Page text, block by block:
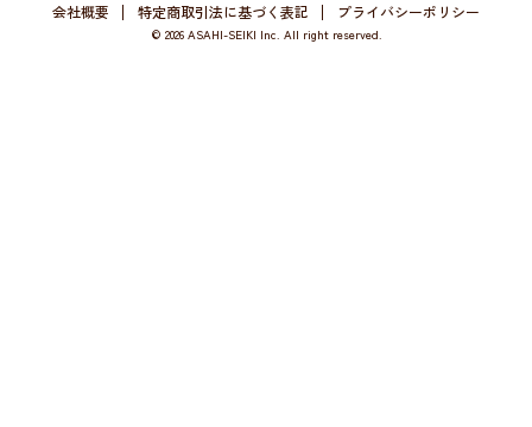
会社概要 特定商取引法に基づく表記 プライバシーポリシー
© 2026 ASAHI-SEIKI Inc. All right reserved.